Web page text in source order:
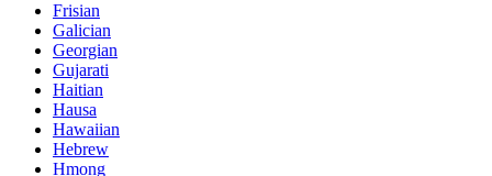
Frisian
Galician
Georgian
Gujarati
Haitian
Hausa
Hawaiian
Hebrew
Hmong